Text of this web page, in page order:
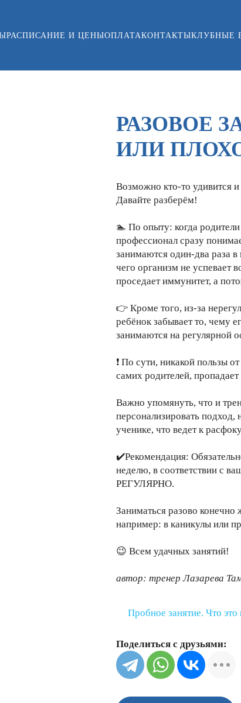
РАСПИСАНИЕ И ЦЕНЫОПЛАТАКОНТАКТЫКЛУБНЫЕ
РАЗОВОЕ
ИЛИ
Возможно кто-то удивится и
Давайте разберём!
🏊‍ По опыту: когда
профессионал сразу
занимаются один-два раза
чего организм не успевает
проседает иммунитет, а
👉 Кроме того, из-за
ребёнок забывает то, чему
занимаются на регулярной
❗️ По сути, никакой пользы
самих родителей,
Важно упомянуть, что и
персонализировать подход,
ученике, что ведет к
✔️Рекомендация:
неделю, в соответствии с
РЕГУЛЯРНО.
Заниматься разово
например: в каникулы или
😉 Всем удачных занятий!
автор: тренер Лазарева
Пробное занятие. Что
Поделиться с друзьями: